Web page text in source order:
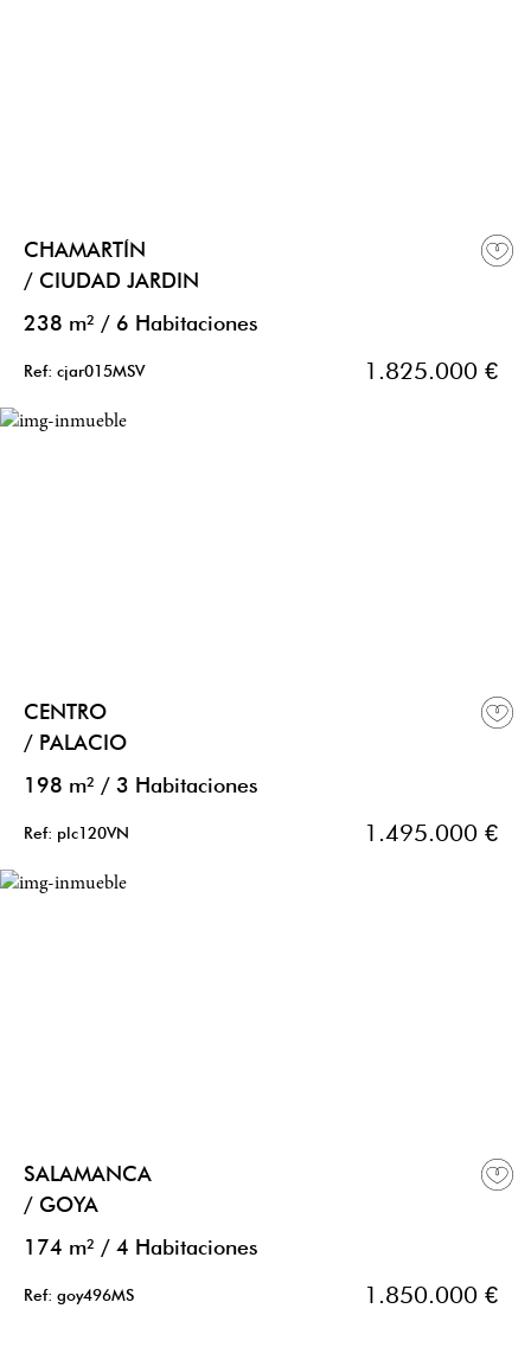
CHAMARTÍN
/ CIUDAD JARDIN
238 m² / 6 Habitaciones
Ref: cjar015MSV 1.825.000 €
CENTRO
/ PALACIO
198 m² / 3 Habitaciones
Ref: plc120VN 1.495.000 €
SALAMANCA
/ GOYA
174 m² / 4 Habitaciones
Ref: goy496MS 1.850.000 €